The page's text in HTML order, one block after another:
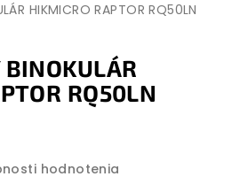
HIKMICRO RAPTOR RQ50LN
RQ50LN
hodnotenia